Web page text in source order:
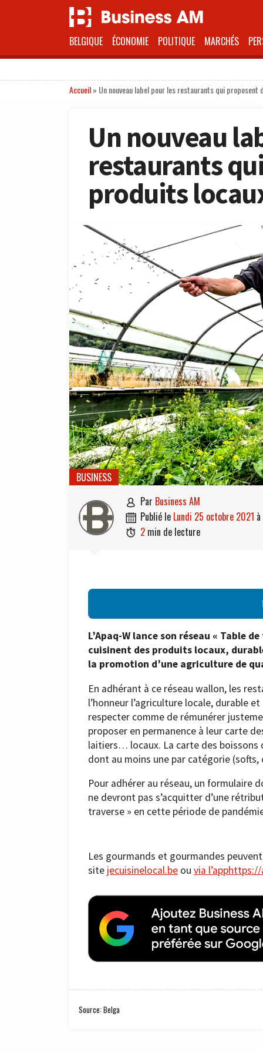
BELGIQUE ÉCONOMIE POLITIQUE MARCHÉS
Accueil» Un nouveau label pour les restaurants qui proposent
Un nouveau
restaurants
produits
BUSINESS
 par Business AM
 publié le lundi 25 octobre 2021 à
 2 min de lecture
L’Apaq-W lance son réseau « Table
cuisinent des produits locaux,
la promotion d’une agriculture de
En adhérant à ce réseau wallon, les
l’honneur l’agriculture locale, durable
respecter comme de rémunérer
proposer en permanence à leur carte
laitiers… locaux. La carte des boissons
dont au moins une par catégorie
Pour adhérer au réseau, un formulaire
ne devront pas s’acquitter d’une
traverse » en cette période de
Les gourmands et gourmandes
site jecuisinelocal.be ou via l’apphttps://
Source: Belga